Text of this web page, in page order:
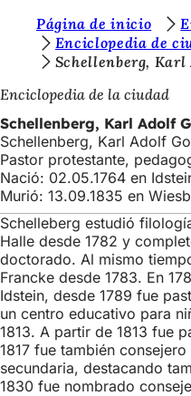
Saltar al contenido
t
á
s
a
q
u
í
:
Página de inicio
Enciclopedia de
Schellenberg,
Enciclopedia de la ciudad
Schellenberg, Karl Adolf
Schellenberg, Karl Adolf
Pastor protestante,
Nació: 02.05.1764 en
Murió: 13.09.1835 en
Schelleberg estudió
Halle desde 1782 y
doctorado. Al mismo
Francke desde 1783. En
Idstein, desde 1789 fue
un centro educativo para
1813. A partir de 1813 fue
1817 fue también
secundaria, destacando
1830 fue nombrado